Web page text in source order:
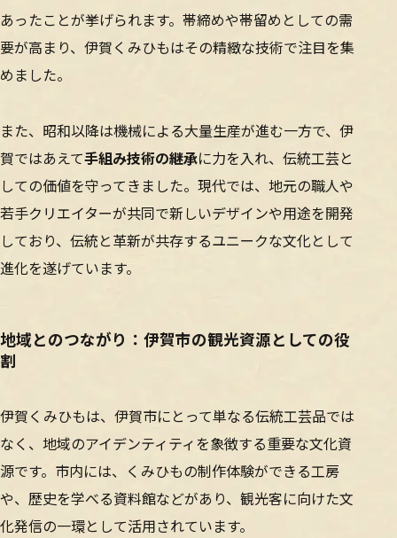
あったことが挙げられます。帯締めや帯留めとしての需
要が高まり、伊賀くみひもはその精緻な技術で注目を集
めました。
また、昭和以降は機械による大量生産が進む一方で、伊
賀ではあえて手組み技術の継承に力を入れ、伝統工芸と
しての価値を守ってきました。現代では、地元の職人や
若手クリエイターが共同で新しいデザインや用途を開発
しており、伝統と革新が共存するユニークな文化として
進化を遂げています。
地域とのつながり：伊賀市の観光資源としての役
割
伊賀くみひもは、伊賀市にとって単なる伝統工芸品では
なく、地域のアイデンティティを象徴する重要な文化資
源です。市内には、くみひもの制作体験ができる工房
や、歴史を学べる資料館などがあり、観光客に向けた文
化発信の一環として活用されています。